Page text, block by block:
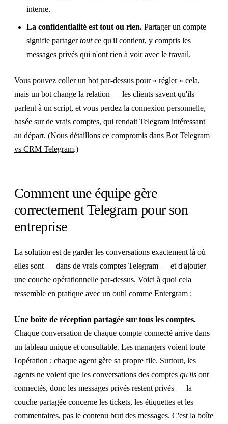
interne.
La confidentialité est tout ou rien. Partager un compte
signifie partagertoutce qu'il contient, y compris les
messages privés qui n'ont rien à voir avec le travail.
Vous pouvez coller un bot par-dessus pour « régler » cela,
mais un bot change la relation — les clients savent qu'ils
parlent à un script, et vous perdez la connexion personnelle,
basée sur de vrais comptes, qui rendait Telegram intéressant
au départ. (Nous détaillons ce compromis dans Bot Telegram
vs CRM Telegram.)
Comment une équipe gère
correctement Telegram pour son
entreprise
La solution est de garder les conversations exactement là où
elles sont — dans de vrais comptes Telegram — et d'ajouter
une couche opérationnelle par-dessus. Voici à quoi cela
ressemble en pratique avec un outil comme Entergram :
Une boîte de réception partagée sur tous les comptes.
Chaque conversation de chaque compte connecté arrive dans
un tableau unique et consultable. Les managers voient toute
l'opération ; chaque agent gère sa propre file. Surtout, les
agents ne voient que les conversations des comptes qu'ils ont
connectés, donc les messages privés restent privés — la
couche partagée concerne les tickets, les étiquettes et les
commentaires, pas le contenu brut des messages. C'est la boîte